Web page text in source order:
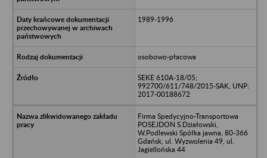
1989-1996
osobowo-płacowa
SEKE 610A-18/05;
992700/611/748/2015-SAK, UNP:
2017-00188672
Firma Spedycyjno-Transportowa
POSEJDON S.Działowski,
W.Podlewski Spółka jawna, 80-366
Gdańsk, ul. Wyzwolenia 49, ul.
Jagiellońska 44